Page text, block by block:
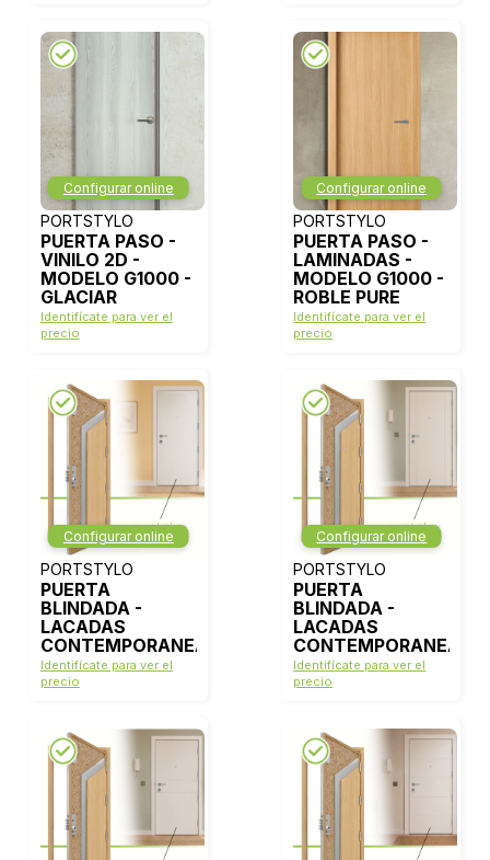
Configurar online
PORTSTYLO
PUERTA PASO -
VINILO 2D -
MODELO G1000 -
GLACIAR
Identifícate para ver el
precio
Configurar online
PORTSTYLO
PUERTA PASO -
LAMINADAS -
MODELO G1000 -
ROBLE PURE
Identifícate para ver el
precio
Configurar online
PORTSTYLO
PUERTA
BLINDADA -
LACADAS
CONTEMPORANEAS
- MODELO 1000 -
BLANCO LACA
Identifícate para ver el
precio
Configurar online
PORTSTYLO
PUERTA
BLINDADA -
LACADAS
CONTEMPORANEAS
- MODELO 1006 -
BLANCO LACA
Identifícate para ver el
precio